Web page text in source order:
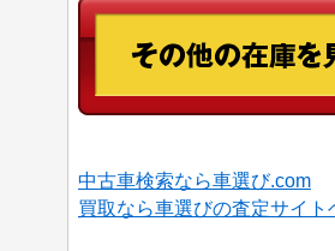
中古車検索なら車選び.com
買取なら車選びの査定サイト